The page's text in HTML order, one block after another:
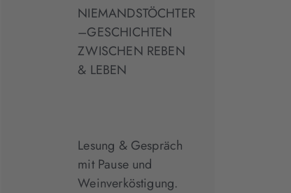
NIEMANDSTÖCHTER
–GESCHICHTEN
ZWISCHEN REBEN
& LEBEN
Lesung & Gespräch
mit Pause und
Weinverköstigung.